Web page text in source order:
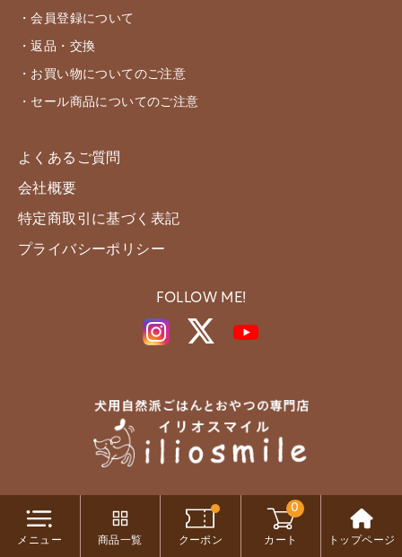
・会員登録について
・返品・交換
・お買い物についてのご注意
・セール商品についてのご注意
よくあるご質問
会社概要
特定商取引に基づく表記
プライバシーポリシー
FOLLOW ME!
Copyright c iliosmile All Rights Reserved.
メニュー 商品一覧 クーポン
0
カート トップページ